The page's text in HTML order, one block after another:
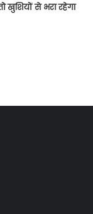
खुशियों से भरा रहेगा